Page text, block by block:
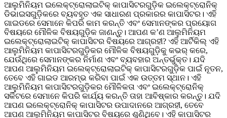
ଆଲୁମିନିୟମ ଇଲେକ୍ଟ୍ରୋଲାଇଟିକ୍ କାପାସିଟରଗୁଡ଼ିକ ଇଲେକ୍ଟ୍ରୋନିକ୍
ଡିଭାଇସଗୁଡ଼ିକରେ ବ୍ୟବହୃତ ଏକ ସାଧାରଣ ପ୍ରକାରର କାପାସିଟର। ଏହି
ଗାଇଡରେ ସେମାନେ କିପରି କାମ କରନ୍ତି ଏବଂ ସେମାନଙ୍କର ପ୍ରୟୋଗ
ବିଷୟରେ ମୌଳିକ ବିଷୟଗୁଡ଼ିକ ଜାଣନ୍ତୁ। ଆପଣ କ’ଣ ଆଲୁମିନିୟମ
ଇଲେକ୍ଟ୍ରୋଲାଇଟିକ୍ କାପାସିଟର ବିଷୟରେ ଆଗ୍ରହୀ? ଏହି ଆର୍ଟିକିଲ୍ ଏହି
ଆଲୁମିନିୟମ କାପାସିଟରଗୁଡ଼ିକର ମୌଳିକ ବିଷୟଗୁଡ଼ିକୁ କଭର୍ କରେ,
ଯେଉଁଥିରେ ସେମାନଙ୍କର ନିର୍ମାଣ ଏବଂ ବ୍ୟବହାର ଅନ୍ତର୍ଭୁକ୍ତ। ଯଦି
ଆପଣ ଆଲୁମିନିୟମ ଇଲେକ୍ଟ୍ରୋଲାଇଟିକ୍ କାପାସିଟରଗୁଡ଼ିକ ପାଇଁ ନୂତନ,
ତେବେ ଏହି ଗାଇଡ ଆରମ୍ଭ କରିବା ପାଇଁ ଏକ ଉତ୍ତମ ସ୍ଥାନ। ଏହି
ଆଲୁମିନିୟମ କାପାସିଟରଗୁଡ଼ିକର ମୌଳିକତା ଏବଂ ଇଲେକ୍ଟ୍ରୋନିକ୍
ସର୍କିଟରେ ସେମାନେ କିପରି କାର୍ଯ୍ୟ କରନ୍ତି ତାହା ଆବିଷ୍କାର କରନ୍ତୁ। ଯଦି
ଆପଣ ଇଲେକ୍ଟ୍ରୋନିକ୍ କାପାସିଟର ଉପାଦାନରେ ଆଗ୍ରହୀ, ତେବେ
ଆପଣ ଆଲୁମିନିୟମ କାପାସିଟର ବିଷୟରେ ଶୁଣିଥିବେ। ଏହି କାପାସିଟର